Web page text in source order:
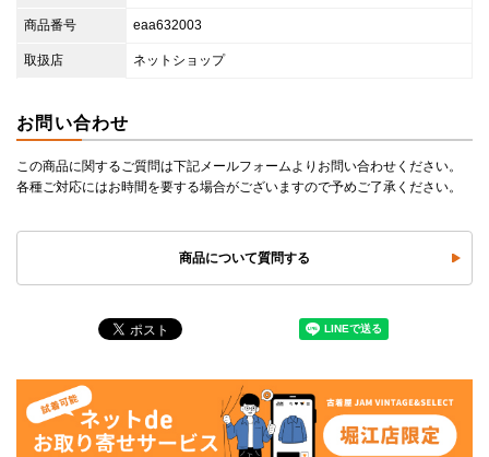
商品番号 eaa632003
取扱店 ネットショップ
お問い合わせ
この商品に関するご質問は下記メールフォームよりお問い合わせください。
各種ご対応にはお時間を要する場合がございますので予めご了承ください。
商品について質問する